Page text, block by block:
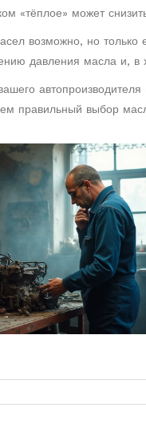
«тёплое» может
возможно, но только
давления масла и, в
правильный выбор